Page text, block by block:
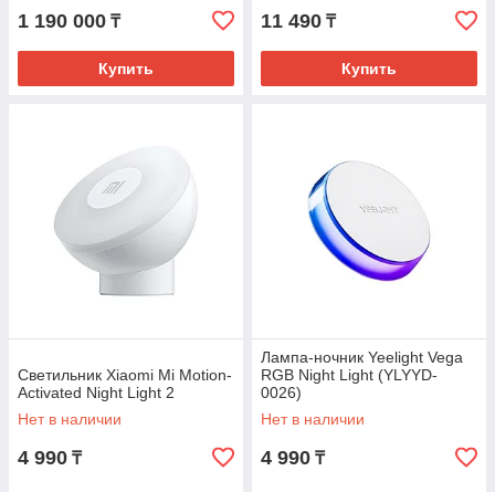
1 190 000 ₸
Купить
11 490 ₸
Купить
Светильник Xiaomi Mi Motion-
Activated Night Light 2
Нет в наличии
4 990 ₸
Лампа-ночник Yeelight Vega
RGB Night Light (YLYYD-
0026)
Нет в наличии
4 990 ₸